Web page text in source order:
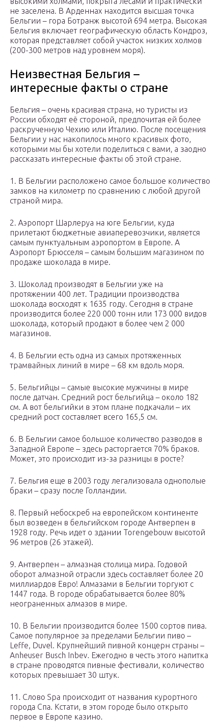
не заселена. В Арденнах находится высшая точка
Бельгии – гора Ботранж высотой 694 метра. Высокая
Бельгия включает географическую область Кондроз,
которая представляет собой участок низких холмов
(200-300 метров над уровнем моря).
Неизвестная Бельгия –
интересные факты о стране
Бельгия – очень красивая страна, но туристы из
России обходят её стороной, предпочитая ей более
раскрученную Чехию или Италию. После посещения
Бельгии у нас накопилось много красивых фото,
которыми мы бы хотели поделиться с вами, а заодно
рассказать интересные факты об этой стране.
1. В Бельгии расположено самое большое количество
замков на километр по сравнению с любой другой
страной мира.
2. Аэропорт Шарлеруа на юге Бельгии, куда
прилетают бюджетные авиаперевозчики, является
самым пунктуальным аэропортом в Европе. А
Аэропорт Брюсселя – самым большим магазином по
продаже шоколада в мире.
3. Шоколад производят в Бельгии уже на
протяжении 400 лет. Традиции производства
шоколада восходят к 1635 году. Сегодня в стране
производится более 220 000 тонн или 173 000 видов
шоколада, который продают в более чем 2 000
магазинов.
4. В Бельгии есть одна из самых протяженных
трамвайных линий в мире – 68 км вдоль моря.
5. Бельгийцы – самые высокие мужчины в мире
после датчан. Средний рост бельгийца – около 182
см. А вот бельгийки в этом плане подкачали – их
средний рост составляет всего 165,5 см.
6. В Бельгии самое большое количество разводов в
Западной Европе – здесь расторгается 70% браков.
Может, это происходит из-за разницы в росте?
7. Бельгия еще в 2003 году легализовала однополые
браки – сразу после Голландии.
8. Первый небоскреб на европейском континенте
был возведен в бельгийском городе Антверпен в
1928 году. Речь идет о здании Torengebouw высотой
96 метров (26 этажей).
9. Антверпен – алмазная столица мира. Годовой
оборот алмазной отрасли здесь составляет более 20
миллиардов Евро! Алмазами в Бельгии торгуют с
1447 года. В городе обрабатывается более 80%
неограненных алмазов в мире.
10. В Бельгии производится более 1500 сортов пива.
Самое популярное за пределами Бельгии пиво –
Leffe, Duvel. Крупнейший пивной концерн страны –
Anheuser Busch Inbev. Ежегодно в честь этого напитка
в стране проводятся пивные фестивали, количество
которых превышает 30 штук.
11. Слово Spa происходит от названия курортного
города Спа. Кстати, в этом городе было открыто
первое в Европе казино.